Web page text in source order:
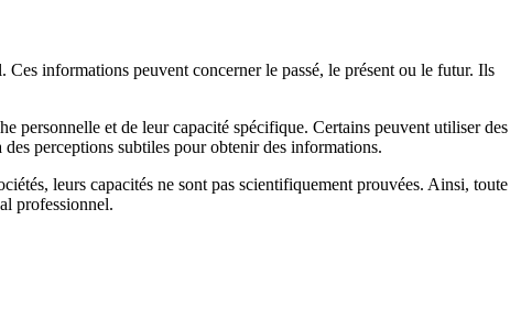
informations peuvent concerner le passé, le présent ou le futur. Ils
personnelle et de leur capacité spécifique. Certains peuvent utiliser des
perceptions subtiles pour obtenir des informations.
leurs capacités ne sont pas scientifiquement prouvées. Ainsi, toute
professionnel.